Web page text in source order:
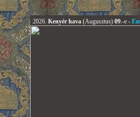
2026. Kenyér hava (Augusztus) 09.-e -